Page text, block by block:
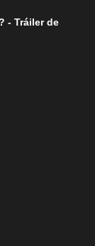
- Tráiler de